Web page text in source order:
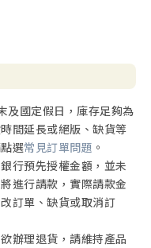
及國定假日，庫存足夠為
間延長或絕版、缺貨等
選常見訂單問題 。
行預先授權金額，並未
進行請款，實際請款金
訂單、缺貨或取消訂
辦理退貨，請維持產品